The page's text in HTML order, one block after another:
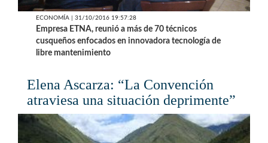
ECONOMÍA | 31/10/2016 19:57:28
Empresa ETNA, reunió a más de 70 técnicos
cusqueños enfocados en innovadora tecnología de
libre mantenimiento
Elena Ascarza: “La Convención
atraviesa una situación deprimente”